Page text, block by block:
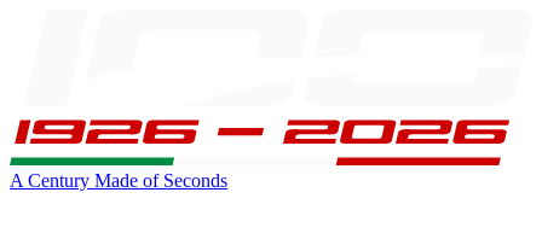
A Century Made of Seconds